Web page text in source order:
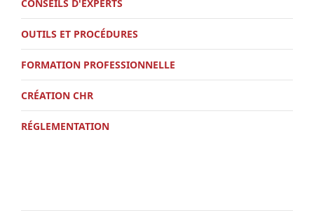
CONSEILS D'EXPERTS
OUTILS ET PROCÉDURES
FORMATION PROFESSIONNELLE
CRÉATION CHR
RÉGLEMENTATION